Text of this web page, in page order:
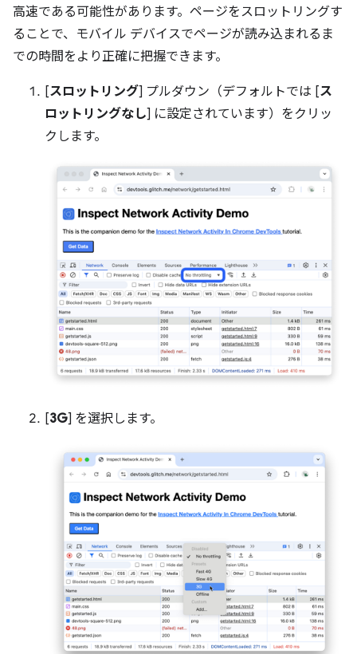
高速である可能性があります。ページをスロットリングす
ることで、モバイル デバイスでページが読み込まれるま
での時間をより正確に把握できます。
[スロットリング] プルダウン（デフォルトでは [ス
ロットリングなし] に設定されています）をクリッ
クします。
[3G] を選択します。